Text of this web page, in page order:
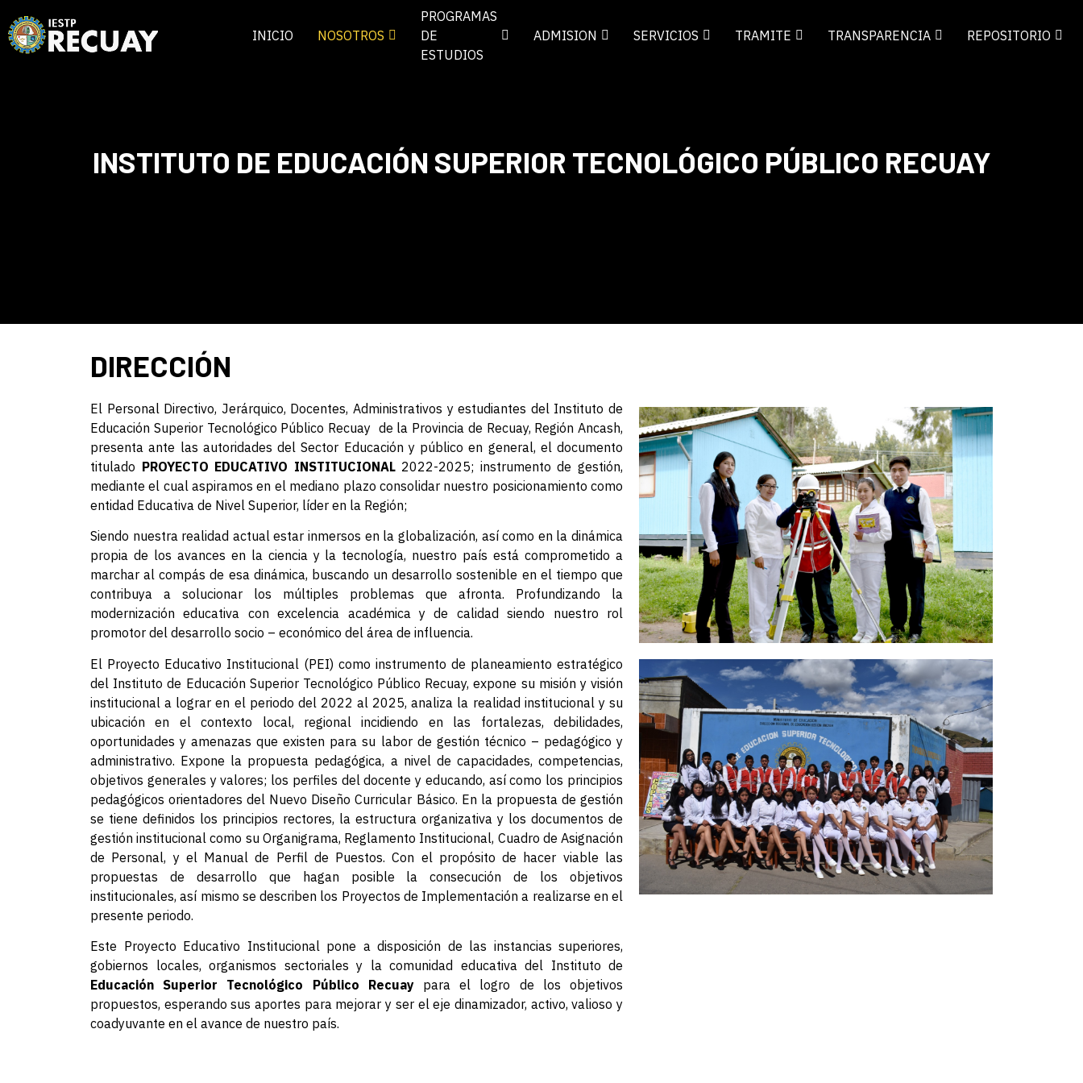
INICIO NOSOTROS
PROGRAMAS
DE
ESTUDIOS
ADMISION SERVICIOS TRAMITE TRANSPARENCIA REPOSITORIO
INSTITUTO DE EDUCACIÓN SUPERIOR TECNOLÓGICO PÚBLICO RECUAY
DIRECCIÓN
El Personal Directivo, Jerárquico, Docentes, Administrativos y estudiantes del Instituto de
Educación Superior Tecnológico Público Recuay de la Provincia de Recuay, Región Ancash,
presenta ante las autoridades del Sector Educación y público en general, el documento
titulado PROYECTO EDUCATIVO INSTITUCIONAL2022-2025; instrumento de gestión,
mediante el cual aspiramos en el mediano plazo consolidar nuestro posicionamiento como
entidad Educativa de Nivel Superior, líder en la Región;
Siendo nuestra realidad actual estar inmersos en la globalización, así como en la dinámica
propia de los avances en la ciencia y la tecnología, nuestro país está comprometido a
marchar al compás de esa dinámica, buscando un desarrollo sostenible en el tiempo que
contribuya a solucionar los múltiples problemas que afronta. Profundizando la
modernización educativa con excelencia académica y de calidad siendo nuestro rol
promotor del desarrollo socio – económico del área de influencia.
El Proyecto Educativo Institucional (PEI) como instrumento de planeamiento estratégico
del Instituto de Educación Superior Tecnológico Público Recuay, expone su misión y visión
institucional a lograr en el periodo del 2022 al 2025, analiza la realidad institucional y su
ubicación en el contexto local, regional incidiendo en las fortalezas, debilidades,
oportunidades y amenazas que existen para su labor de gestión técnico – pedagógico y
administrativo. Expone la propuesta pedagógica, a nivel de capacidades, competencias,
objetivos generales y valores; los perfiles del docente y educando, así como los principios
pedagógicos orientadores del Nuevo Diseño Curricular Básico. En la propuesta de gestión
se tiene definidos los principios rectores, la estructura organizativa y los documentos de
gestión institucional como su Organigrama, Reglamento Institucional, Cuadro de Asignación
de Personal, y el Manual de Perfil de Puestos. Con el propósito de hacer viable las
propuestas de desarrollo que hagan posible la consecución de los objetivos
institucionales, así mismo se describen los Proyectos de Implementación a realizarse en el
presente periodo.
Este Proyecto Educativo Institucional pone a disposición de las instancias superiores,
gobiernos locales, organismos sectoriales y la comunidad educativa del Instituto de
Educación Superior Tecnológico Público Recuaypara el logro de los objetivos
propuestos, esperando sus aportes para mejorar y ser el eje dinamizador, activo, valioso y
coadyuvante en el avance de nuestro país.